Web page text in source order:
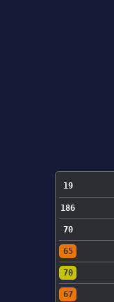
19
186
70
65
70
67